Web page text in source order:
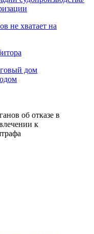
не хватает на
дом
об отказе в
к